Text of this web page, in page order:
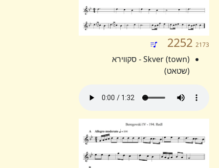
2252 2173
Skver (town) - סקווירא
(שטאט)